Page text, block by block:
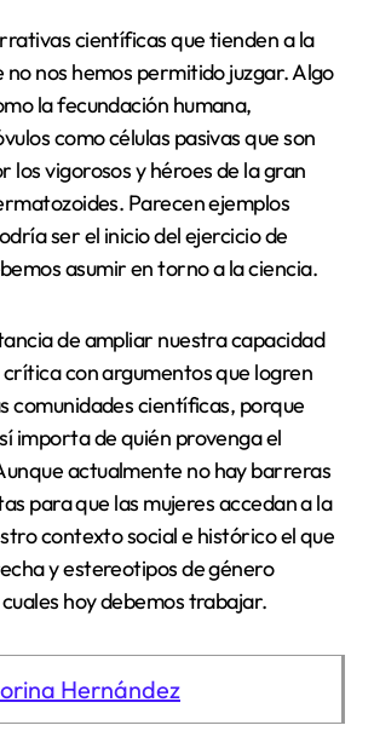
científicas que tienden a la
nos hemos permitido juzgar. Algo
la fecundación humana,
como células pasivas que son
los vigorosos y héroes de la gran
Parecen ejemplos
ser el inicio del ejercicio de
asumir en torno a la ciencia.
de ampliar nuestra capacidad
con argumentos que logren
comunidades científicas, porque
importa de quién provenga el
actualmente no hay barreras
para que las mujeres accedan a la
contexto social e histórico el que
y estereotipos de género
hoy debemos trabajar.
Hernández